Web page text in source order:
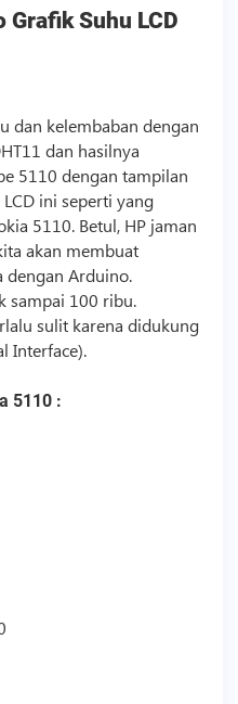
Suhu LCD
dan kelembaban dengan
dan hasilnya
5110 dengan tampilan
ini seperti yang
5110. Betul, HP jaman
akan membuat
dengan Arduino.
sampai 100 ribu.
sulit karena didukung
Interface).
5110 :